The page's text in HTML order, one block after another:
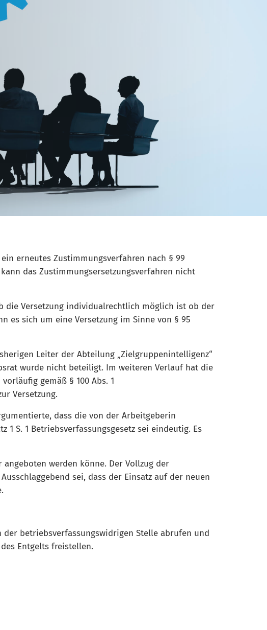
erneutes Zustimmungsverfahren nach § 99
das Zustimmungsersetzungsverfahren nicht
die Versetzung individualrechtlich möglich ist ob der
es sich um eine Versetzung im Sinne von § 95
Leiter der Abteilung „Zielgruppenintelligenz“
wurde nicht beteiligt. Im weiteren Verlauf hat die
gemäß § 100 Abs. 1
Versetzung.
dass die von der Arbeitgeberin
S. 1 Betriebsverfassungsgesetz sei eindeutig. Es
werden könne. Der Vollzug der
sei, dass der Einsatz auf der neuen
betriebsverfassungswidrigen Stelle abrufen und
Entgelts freistellen.